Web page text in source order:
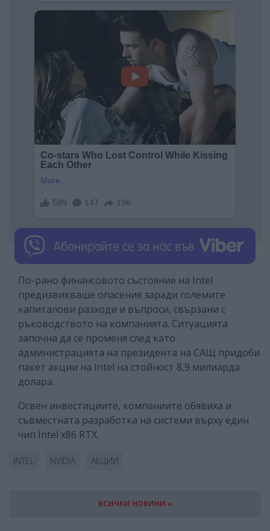
По-рано финансовото състояние на Intel
предизвикваше опасения заради големите
капиталови разходи и въпроси, свързани с
ръководството на компанията. Ситуацията
започна да се променя след като
администрацията на президента на САЩ придоби
пакет акции на Intel на стойност 8,9 милиарда
долара.
Освен инвестициите, компаниите обявиха и
съвместната разработка на системи върху един
чип Intel x86 RTX.
INTEL NVIDIA АКЦИИ
ВСИЧКИ НОВИНИ »